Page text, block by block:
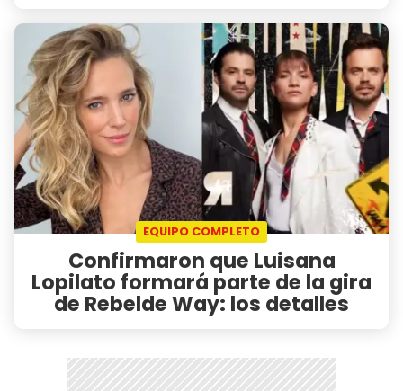
EQUIPO COMPLETO
Confirmaron que Luisana
Lopilato formará parte de la gira
de Rebelde Way: los detalles